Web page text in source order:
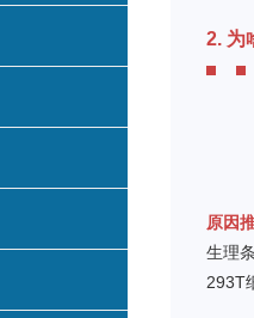
2. 为
原因
生理
293T